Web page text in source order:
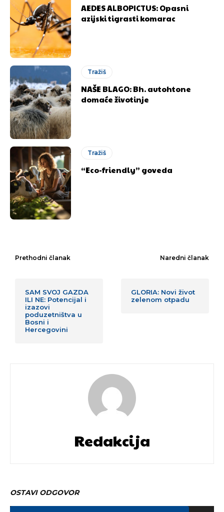
AEDES ALBOPICTUS: Opasni
azijski tigrasti komarac
Tražiš
NAŠE BLAGO: Bh. autohtone
domaće životinje
Tražiš
“Eco-friendly” goveda
Prethodni članak
SAM SVOJ GAZDA
ILI NE: Potencijal i
izazovi
poduzetništva u
Bosni i
Hercegovini
Naredni članak
GLORIA: Novi život
zelenom otpadu
Redakcija
OSTAVI ODGOVOR